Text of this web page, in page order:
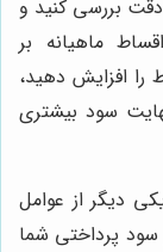
دقت بررسی کنید و
ماهیانه بر
را افزایش دهید،
سود بیشتری
دیگر از عوامل
پرداختی شما